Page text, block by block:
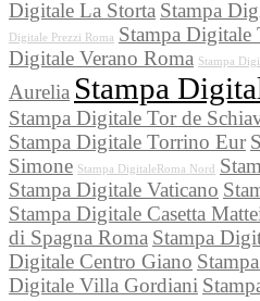
Digitale La Storta Stampa
Digitale Prezzi Roma Stampa Digitale
Digitale Verano Roma Stampa
Aurelia Stampa
Stampa Digitale Tor de
Stampa Digitale Torrino Eur
Simone Stampa DigitaleRoma Nord
Stampa Digitale Vaticano
Stampa Digitale Casetta
di Spagna Roma Stampa
Digitale Centro Giano
Digitale Villa Gordiani